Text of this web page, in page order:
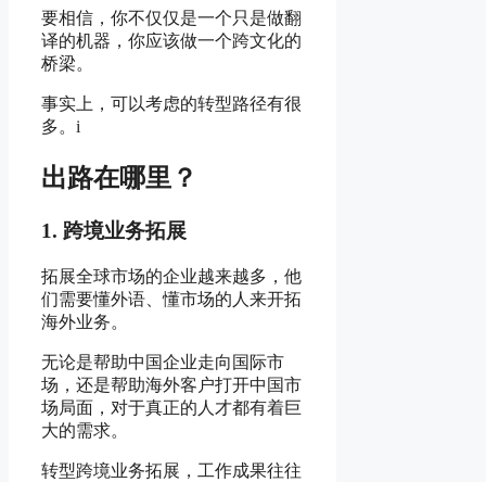
要相信，你不仅仅是一个只是做翻
译的机器，你应该做一个跨文化的
桥梁。
事实上，可以考虑的转型路径有很
多。i
出路在哪里？
1. 跨境业务拓展
拓展全球市场的企业越来越多，他
们需要懂外语、懂市场的人来开拓
海外业务。
无论是帮助中国企业走向国际市
场，还是帮助海外客户打开中国市
场局面，对于真正的人才都有着巨
大的需求。
转型跨境业务拓展，工作成果往往